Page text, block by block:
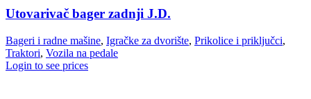
Utovarivač bager zadnji J.D.
Bageri i radne mašine, Igračke za dvorište, Prikolice i priključci,
Traktori, Vozila na pedale
Login to see prices